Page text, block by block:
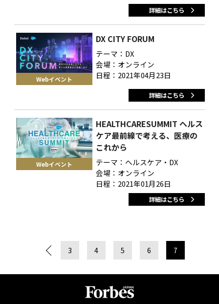
詳細はこちら
Webイベント
DX CITY FORUM
テーマ：DX
会場：オンライン
日程：2021年04月23日
詳細はこちら
Webイベント
HEALTHCARESUMMIT ヘルス
ケア最前線で考える、医療の
これから
テーマ：ヘルスケア・DX
会場：オンライン
日程：2021年01月26日
詳細はこちら
3 4 5 6 7